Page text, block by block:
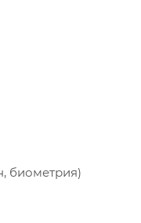
биометрия)